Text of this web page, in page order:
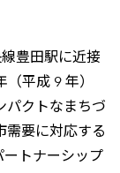
豊田駅に近接
平成 9 年）
パクトなまちづ
需要に対応する
ートナーシップ